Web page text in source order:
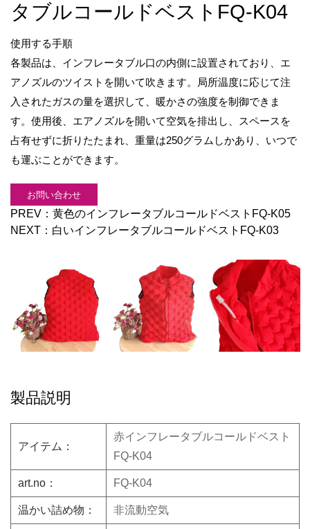
タブルコールドベストFQ-K04
使用する手順
各製品は、インフレータブル口の内側に設置されており、エ
アノズルのツイストを開いて吹きます。局所温度に応じて注
入されたガスの量を選択して、暖かさの強度を制御できま
す。使用後、エアノズルを開いて空気を排出し、スペースを
占有せずに折りたたまれ、重量は250グラムしかあり、いつで
も運ぶことができます。
お問い合わせ
PREV： 黄色のインフレータブルコールドベストFQ-K05
NEXT： 白いインフレータブルコールドベストFQ-K03
製品説明
アイテム：
赤インフレータブルコールドベスト
FQ-K04
art.no： FQ-K04
温かい詰め物： 非流動空気